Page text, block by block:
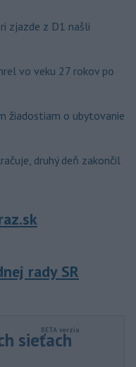
zjazde z D1 našli
vo veku 27 rokov po
žiadostiam o ubytovanie
druhý deň zakončil
rady SR
sieťach